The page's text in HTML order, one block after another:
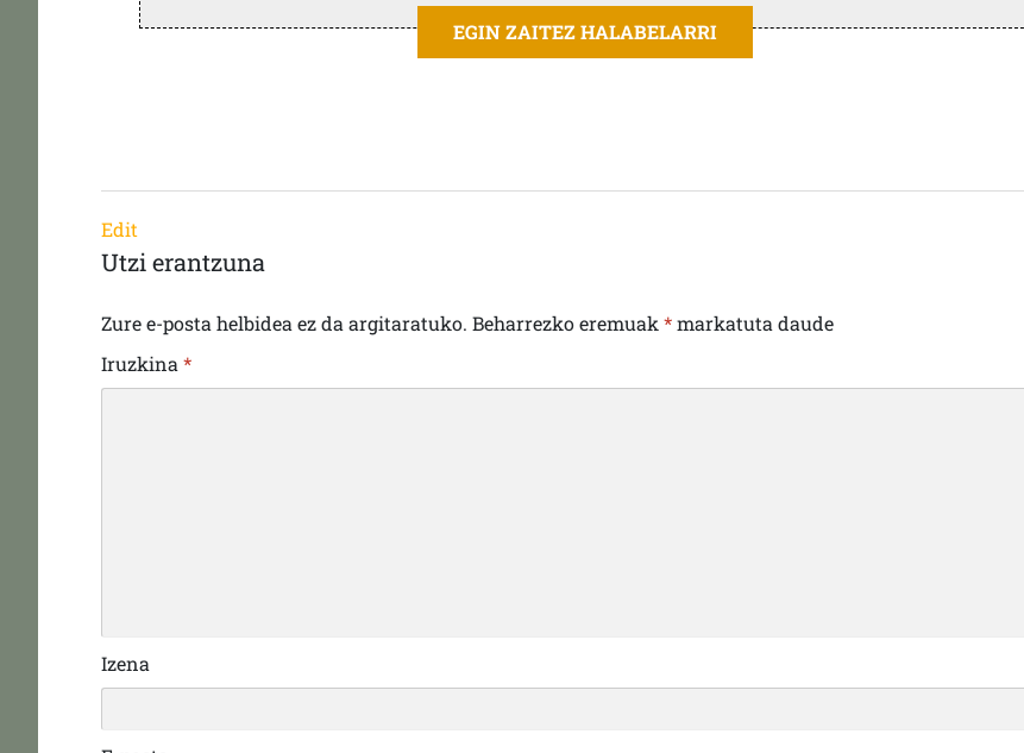
EGIN ZAITEZ HALABELARRI
Edit
Utzi erantzuna
Zure e-posta helbidea ez da argitaratuko. Beharrezko eremuak*markatuta daude
Iruzkina*
Izena